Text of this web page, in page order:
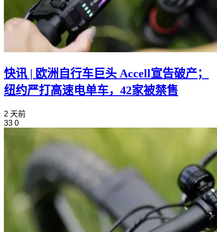
快讯 | 欧洲自行车巨头 Accell宣告破产；
纽约严打高速电单车，42家被禁售
2 天前
33 0